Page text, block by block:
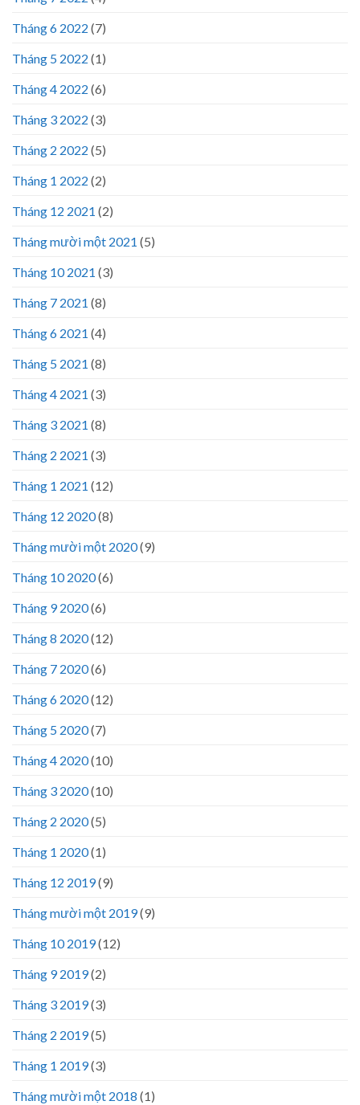
Tháng 6 2022 (7)
Tháng 5 2022 (1)
Tháng 4 2022 (6)
Tháng 3 2022 (3)
Tháng 2 2022 (5)
Tháng 1 2022 (2)
Tháng 12 2021 (2)
Tháng mười một 2021 (5)
Tháng 10 2021 (3)
Tháng 7 2021 (8)
Tháng 6 2021 (4)
Tháng 5 2021 (8)
Tháng 4 2021 (3)
Tháng 3 2021 (8)
Tháng 2 2021 (3)
Tháng 1 2021 (12)
Tháng 12 2020(8)
Tháng mười một 2020(9)
Tháng 10 2020(6)
Tháng 9 2020(6)
Tháng 8 2020(12)
Tháng 7 2020(6)
Tháng 6 2020(12)
Tháng 5 2020(7)
Tháng 4 2020(10)
Tháng 3 2020(10)
Tháng 2 2020(5)
Tháng 1 2020(1)
Tháng 12 2019(9)
Tháng mười một 2019(9)
Tháng 10 2019(12)
Tháng 9 2019(2)
Tháng 3 2019(3)
Tháng 2 2019(5)
Tháng 1 2019(3)
Tháng mười một 2018 (1)